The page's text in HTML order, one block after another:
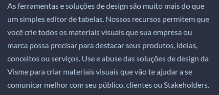
As ferramentas e soluções de design são muito mais do que
um simples editor de tabelas. Nossos recursos permitem que
você crie todos os materiais visuais que sua empresa ou
marca possa precisar para destacar seus produtos, ideias,
conceitos ou serviços. Use e abuse das soluções de design da
Visme para criar materiais visuais que vão te ajudar a se
comunicar melhor com seu público, clientes ou Stakeholders.